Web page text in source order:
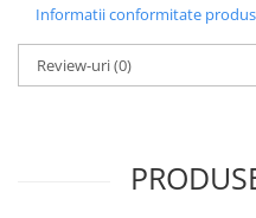
Informatii conformitate produs
Review-uri(0)